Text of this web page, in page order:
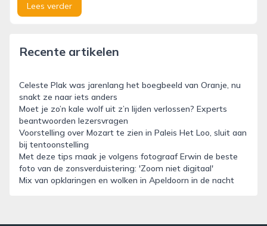
Lees verder
Recente artikelen
Celeste Plak was jarenlang het boegbeeld van Oranje, nu
snakt ze naar iets anders
Moet je zo’n kale wolf uit z’n lijden verlossen? Experts
beantwoorden lezersvragen
Voorstelling over Mozart te zien in Paleis Het Loo, sluit aan
bij tentoonstelling
Met deze tips maak je volgens fotograaf Erwin de beste
foto van de zonsverduistering: 'Zoom niet digitaal'
Mix van opklaringen en wolken in Apeldoorn in de nacht